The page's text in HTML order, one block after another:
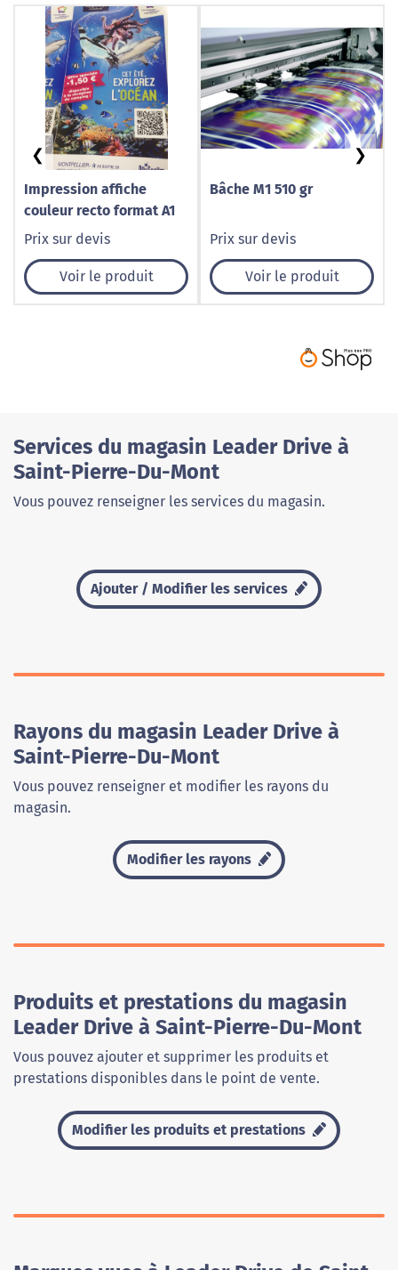
Impression affiche
couleur recto format A1
Prix sur devis
Voir le produit
Bâche M1 510 gr
Prix sur devis
Voir le produit
❮ ❯
Services du magasin Leader Drive à
Saint-Pierre-Du-Mont
Vous pouvez renseigner les services du magasin.
Ajouter / Modifier les services
Rayons du magasin Leader Drive à
Saint-Pierre-Du-Mont
Vous pouvez renseigner et modifier les rayons du
magasin.
Modifier les rayons
Produits et prestations du magasin
Leader Drive à Saint-Pierre-Du-Mont
Vous pouvez ajouter et supprimer les produits et
prestations disponibles dans le point de vente.
Modifier les produits et prestations